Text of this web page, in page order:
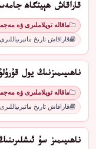
قاراقاش ھېيتگاھ
ماقالە توپلاملىرى ۋە
قاراقاش تارىخ ماتېرىياللىرى 1
ناھىيىمىزنىڭ يول
ماقالە توپلاملىرى ۋە
قاراقاش تارىخ ماتېرىياللىرى 1
ناھىيىمىز سۇ